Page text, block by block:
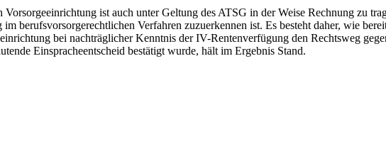
ist auch unter Geltung des ATSG in der Weise Rechnung zu
berufsvorsorgerechtlichen Verfahren zuzuerkennen ist. Es besteht daher, wie
bei nachträglicher Kenntnis der IV-Rentenverfügung den Rechtsweg
Einspracheentscheid bestätigt wurde, hält im Ergebnis Stand.